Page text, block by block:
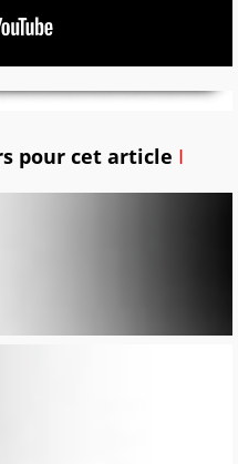
pour cet article I